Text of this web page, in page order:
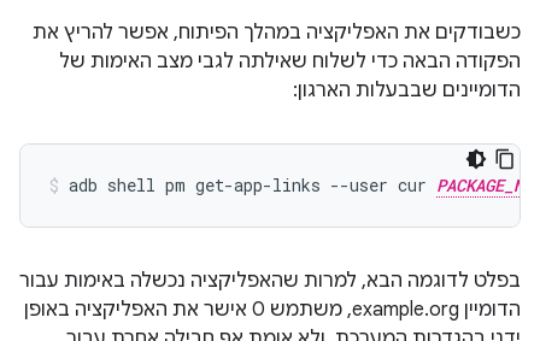
כשבודקים את האפליקציה במהלך הפיתוח, אפשר להריץ את
הפקודה הבאה כדי לשלוח שאילתה לגבי מצב האימות של
הדומיינים שבבעלות הארגון:
adb shell pm get-app-links --user cur
בפלט לדוגמה הבא, למרות שהאפליקציה נכשלה באימות עבור
הדומיין example.org, משתמש 0 אישר את האפליקציה באופן